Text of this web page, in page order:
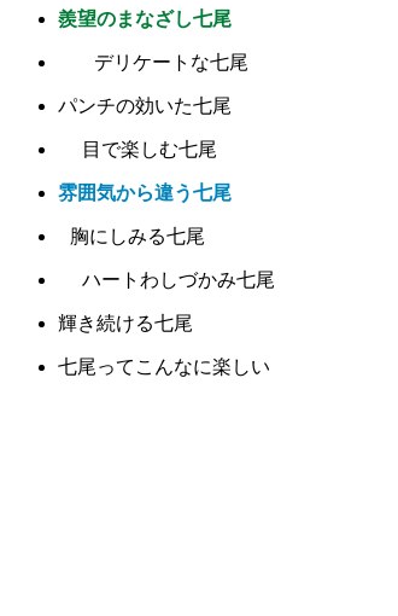
羨望のまなざし七尾
デリケートな七尾
パンチの効いた七尾
目で楽しむ七尾
雰囲気から違う七尾
胸にしみる七尾
ハートわしづかみ七尾
輝き続ける七尾
七尾ってこんなに楽しい